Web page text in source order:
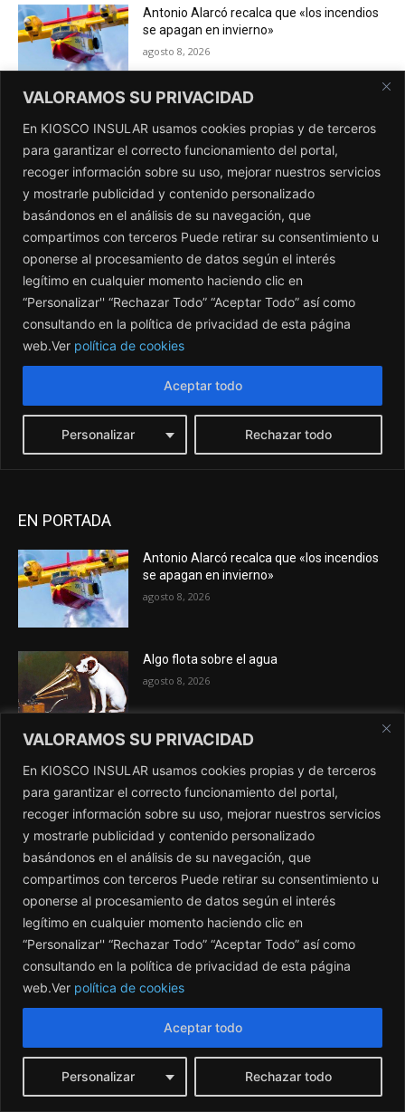
VALORAMOS SU PRIVACIDAD
En KIOSCO INSULAR usamos cookies propias y de terceros
para garantizar el correcto funcionamiento del portal,
recoger información sobre su uso, mejorar nuestros servicios
y mostrarle publicidad y contenido personalizado
basándonos en el análisis de su navegación, que
compartimos con terceros Puede retirar su consentimiento u
oponerse al procesamiento de datos según el interés
legítimo en cualquier momento haciendo clic en
“Personalizar'' “Rechazar Todo” “Aceptar Todo” así como
consultando en la política de privacidad de esta página
web.Ver política de cookies
Personalizar Rechazar todo
Aceptar todo
EN PORTADA
Antonio Alarcó recalca que «los incendios
se apagan en invierno»
agosto 8, 2026
Algo flota sobre el agua
agosto 8, 2026
TITULARES
Antonio Alarcó recalca que «los incendios